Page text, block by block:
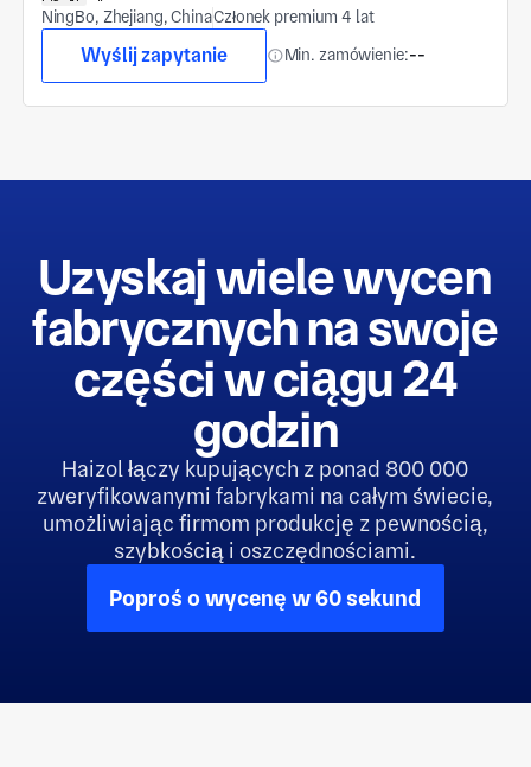
NingBo, Zhejiang, ChinaCzłonek premium 4 lat
Wyślij zapytanie Min. zamówienie:--
Uzyskaj wiele wycen
fabrycznych na swoje
części w ciągu 24
godzin
Haizol łączy kupujących z ponad 800 000
zweryfikowanymi fabrykami na całym świecie,
umożliwiając firmom produkcję z pewnością,
szybkością i oszczędnościami.
Poproś o wycenę w 60 sekund